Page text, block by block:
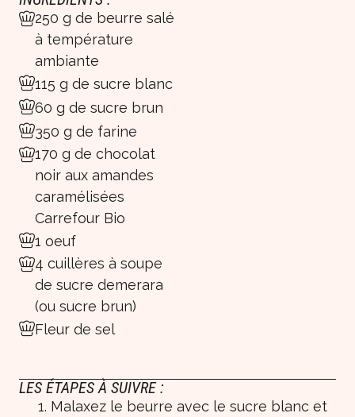
250 g de beurre salé
à température
ambiante
115 g de sucre blanc
60 g de sucre brun
350 g de farine
170 g de chocolat
noir aux amandes
caramélisées
Carrefour Bio
1 oeuf
4 cuillères à soupe
de sucre demerara
(ou sucre brun)
Fleur de sel
LES ÉTAPES À SUIVRE :
Malaxez le beurre avec le sucre blanc et